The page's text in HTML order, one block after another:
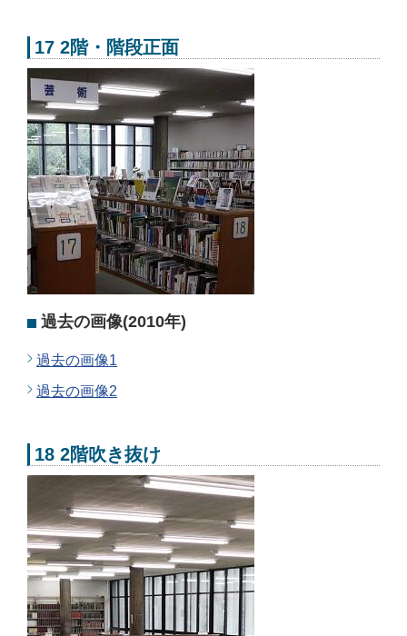
17 2階・階段正面
過去の画像(2010年)
過去の画像1
過去の画像2
18 2階吹き抜け